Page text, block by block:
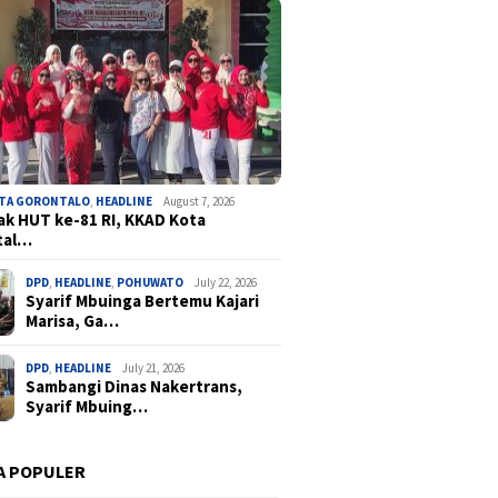
GORONTALO, HEADLINE August 7, 2026
HUT ke-81 RI, KKAD Kota
DPD, HEADLINE, POHUWATO July 22, 2026
Syarif Mbuinga Bertemu Kajari
Marisa, Ga…
DPD, HEADLINE July 21, 2026
Sambangi Dinas Nakertrans,
Syarif Mbuing…
POPULER